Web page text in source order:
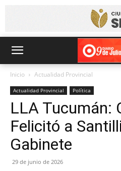
Inicio Actualidad Provincial
Actualidad Provincial Política
LLA Tucumán:
Felicitó a
Gabinete
29 de junio de 2026